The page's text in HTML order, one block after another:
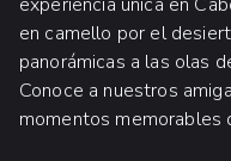
en camello por el
panorámicas a las olas
Conoce a nuestros
momentos memorables